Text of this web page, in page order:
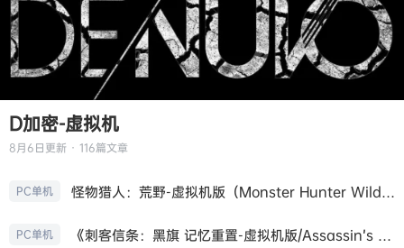
D加密-虚拟机
8月6日更新 · 116篇文章
PC单机 怪物猎人：荒野-虚拟机版（Monster Hunter Wilds HYPERVISOR）免安装中文版
PC单机 《刺客信条：黑旗 记忆重置-虚拟机版/Assassin’s Creed Black Flag Resynced HYPERVISOR》免安装中文版